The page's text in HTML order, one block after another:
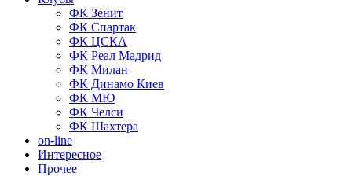
ФК Зенит
ФК Спартак
ФК ЦСКА
ФК Реал Мадрид
ФК Милан
ФК Динамо Киев
ФК МЮ
ФК Челси
ФК Шахтера
on-line
Интересное
Прочее